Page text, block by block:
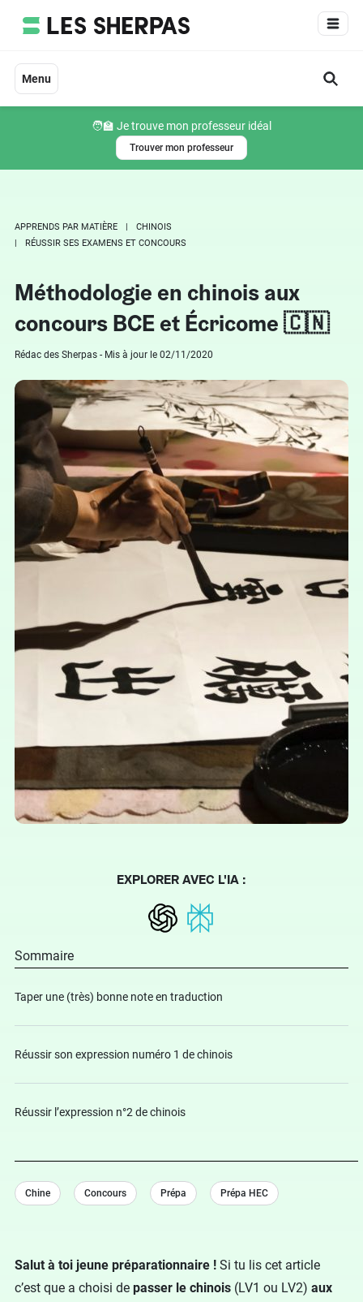
Menu
🧑‍🏫 Je trouve mon professeur idéal
Trouver mon professeur
APPRENDS PAR MATIÈRE
CHINOIS
RÉUSSIR SES EXAMENS ET CONCOURS
Méthodologie en chinois aux
concours BCE et Écricome 🇨🇳
Rédac des Sherpas - Mis à jour le 02/11/2020
Salut à toi jeune préparationnaire ! Si tu lis cet article
c’est que a choisi de passer le chinois (LV1 ou LV2) aux
EXPLORER AVEC L'IA :
Sommaire
Taper une (très) bonne note en traduction
Réussir son expression numéro 1 de chinois
Réussir l’expression n°2 de chinois
Chine Concours Prépa Prépa HEC